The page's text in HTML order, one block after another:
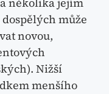
může
novou,
Nižší
menšího